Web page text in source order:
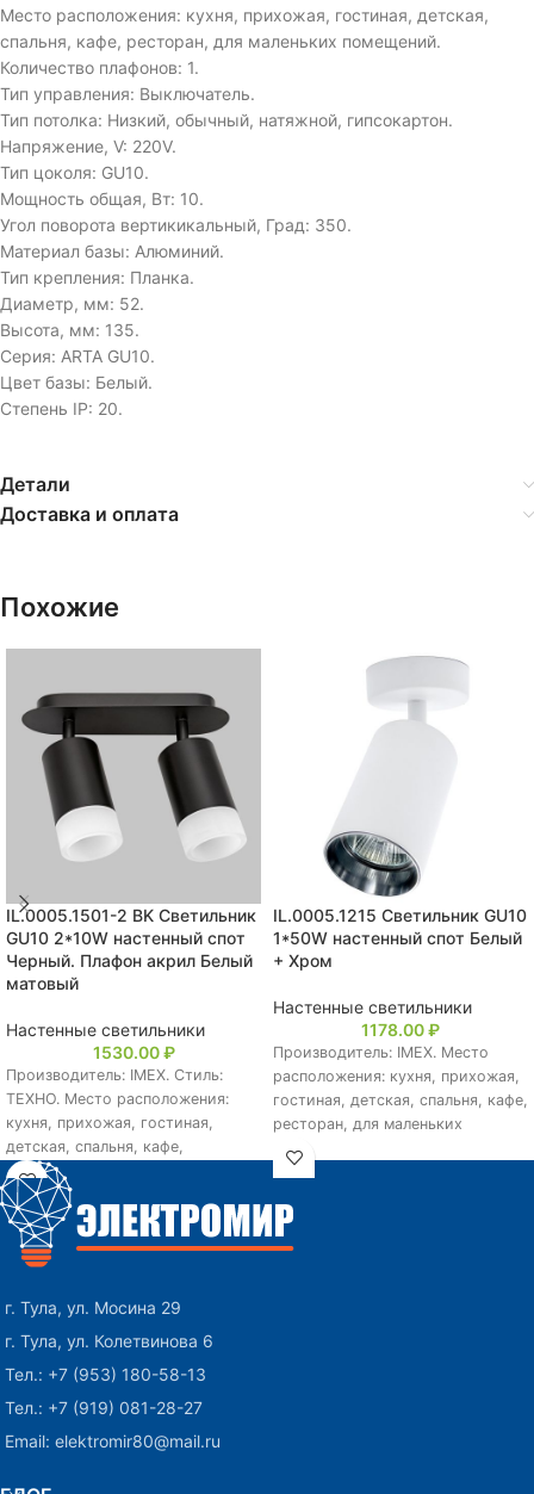
Место расположения: кухня, прихожая, гостиная, детская,
спальня, кафе, ресторан, для маленьких помещений.
Количество плафонов: 1.
Тип управления: Выключатель.
Тип потолка: Низкий, обычный, натяжной, гипсокартон.
Напряжение, V: 220V.
Тип цоколя: GU10.
Мощность общая, Вт: 10.
Угол поворота вертикикальный, Град: 350.
Материал базы: Алюминий.
Тип крепления: Планка.
Диаметр, мм: 52.
Высота, мм: 135.
Серия: ARTA GU10.
Цвет базы: Белый.
Степень IP: 20.
Детали
Доставка и оплата
Похожие
IL.0005.1501-2 BK Светильник
GU10 2*10W настенный спот
Черный. Плафон акрил Белый
матовый
Настенные светильники
1530.00₽
Производитель: IMEX. Стиль:
ТЕХНО. Место расположения:
кухня, прихожая, гостиная,
детская, спальня, кафе,
ресторан, для маленьких
помещений. Количество
плафонов: 2. Тип
IL.0005.1215 Светильник GU10
1*50W настенный спот Белый
+ Хром
Настенные светильники
1178.00₽
Производитель: IMEX. Место
расположения: кухня, прихожая,
гостиная, детская, спальня, кафе,
ресторан, для маленьких
помещений. Количество
г. Тула, ул. Мосина 29
г. Тула, ул. Колетвинова 6
Тел.: +7 (953) 180-58-13
Тел.: +7 (919) 081-28-27
Email: elektromir80@mail.ru